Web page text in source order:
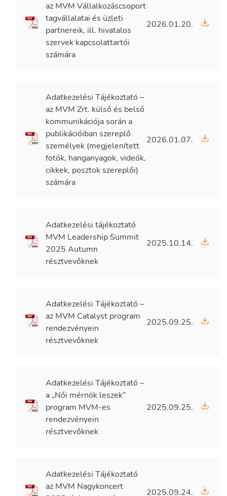
az MVM Vállalkozáscsoport
tagvállalatai és üzleti
partnereik, ill. hivatalos
szervek kapcsolattartói
számára
2026.01.20.
Adatkezelési Tájékoztató –
az MVM Zrt. külső és belső
kommunikációja során a
publikációiban szereplő
személyek (megjelenített
fotók, hanganyagok, videók,
cikkek, posztok szereplői)
számára
2026.01.07.
Adatkezelési tájékoztató
MVM Leadership Summit
2025 Autumn
résztvevőknek
2025.10.14.
Adatkezelési Tájékoztató –
az MVM Catalyst program
rendezvényein
résztvevőknek
2025.09.25.
Adatkezelési Tájékoztató –
a „Női mérnök leszek”
program MVM-es
rendezvényein
résztvevőknek
2025.09.25.
Adatkezelési Tájékoztató
az MVM Nagykoncert
2025.09.24.